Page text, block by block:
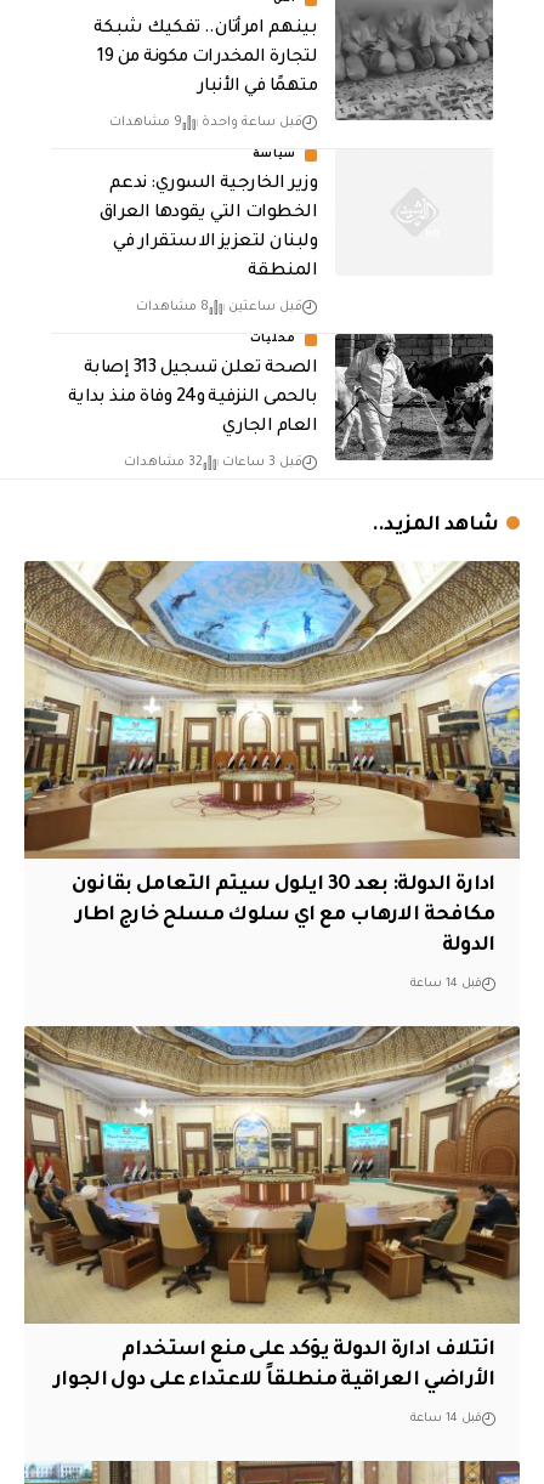
بينهم امرأتان.. تفكيك شبكة
لتجارة المخدرات مكونة من 19
متهمًا في الأنبار
قبل ساعة واحدة 9 مشاهدات
سياسة
وزير الخارجية السوري: ندعم
الخطوات التي يقودها العراق
ولبنان لتعزيز الاستقرار في
المنطقة
قبل ساعتين 8 مشاهدات
محليات
الصحة تعلن تسجيل 313 إصابة
بالحمى النزفية و24 وفاة منذ بداية
العام الجاري
قبل 3 ساعات 32 مشاهدات
شاهد المزيد..
ادارة الدولة: بعد 30 ايلول سيتم التعامل بقانون
مكافحة الارهاب مع اي سلوك مسلح خارج اطار
الدولة
قبل 14 ساعة
ائتلاف ادارة الدولة يؤكد على منع استخدام
الأراضي العراقية منطلقاً للاعتداء على دول الجوار
قبل 14 ساعة